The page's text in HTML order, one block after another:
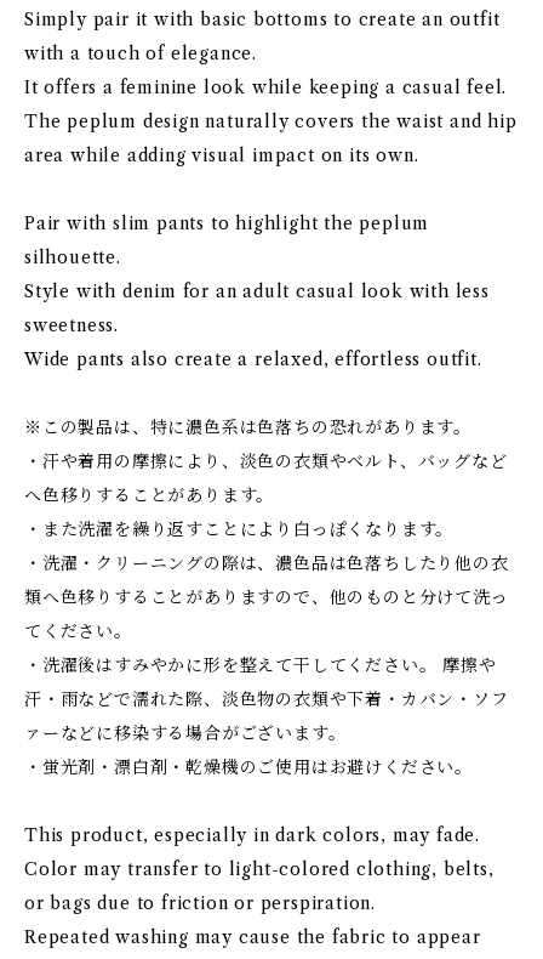
Simply pair it with basic bottoms to create an outfit
with a touch of elegance.
It offers a feminine look while keeping a casual feel.
The peplum design naturally covers the waist and hip
area while adding visual impact on its own.
Pair with slim pants to highlight the peplum
silhouette.
Style with denim for an adult casual look with less
sweetness.
Wide pants also create a relaxed, effortless outfit.
※この製品は、特に濃色系は色落ちの恐れがあります。
・汗や着用の摩擦により、淡色の衣類やベルト、バッグなど
へ色移りすることがあります。
・また洗濯を繰り返すことにより白っぽくなります。
・洗濯・クリーニングの際は、濃色品は色落ちしたり他の衣
類へ色移りすることがありますので、他のものと分けて洗っ
てください。
・洗濯後はすみやかに形を整えて干してください。 摩擦や
汗・雨などで濡れた際、淡色物の衣類や下着・カバン・ソフ
ァーなどに移染する場合がございます。
・蛍光剤・漂白剤・乾燥機のご使用はお避けください。
This product, especially in dark colors, may fade.
Color may transfer to light-colored clothing, belts,
or bags due to friction or perspiration.
Repeated washing may cause the fabric to appear